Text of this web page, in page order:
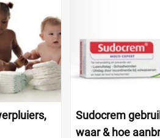
Sudocrem
waar & hoe